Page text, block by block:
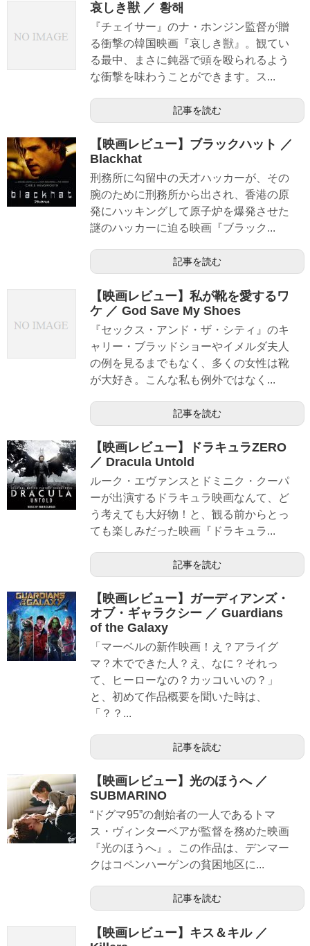
哀しき獣 ／ 황해
『チェイサー』のナ・ホンジン監督が贈
る衝撃の韓国映画『哀しき獣』。観てい
る最中、まさに鈍器で頭を殴られるよう
な衝撃を味わうことができます。ス...
記事を読む
【映画レビュー】ブラックハット ／
Blackhat
刑務所に勾留中の天才ハッカーが、その
腕のために刑務所から出され、香港の原
発にハッキングして原子炉を爆発させた
謎のハッカーに迫る映画『ブラック...
記事を読む
【映画レビュー】私が靴を愛するワ
ケ ／ God Save My Shoes
『セックス・アンド・ザ・シティ』のキ
ャリー・ブラッドショーやイメルダ夫人
の例を見るまでもなく、多くの女性は靴
が大好き。こんな私も例外ではなく...
記事を読む
【映画レビュー】ドラキュラZERO
／ Dracula Untold
ルーク・エヴァンスとドミニク・クーパ
ーが出演するドラキュラ映画なんて、ど
う考えても大好物！と、観る前からとっ
ても楽しみだった映画『ドラキュラ...
記事を読む
【映画レビュー】ガーディアンズ・
オブ・ギャラクシー ／ Guardians
of the Galaxy
「マーベルの新作映画！え？アライグ
マ？木でできた人？え、なに？それっ
て、ヒーローなの？カッコいいの？」
と、初めて作品概要を聞いた時は、
「？？...
記事を読む
【映画レビュー】光のほうへ ／
SUBMARINO
“ドグマ95”の創始者の一人であるトマ
ス・ヴィンターベアが監督を務めた映画
『光のほうへ』。この作品は、デンマー
クはコペンハーゲンの貧困地区に...
記事を読む
【映画レビュー】キス＆キル ／